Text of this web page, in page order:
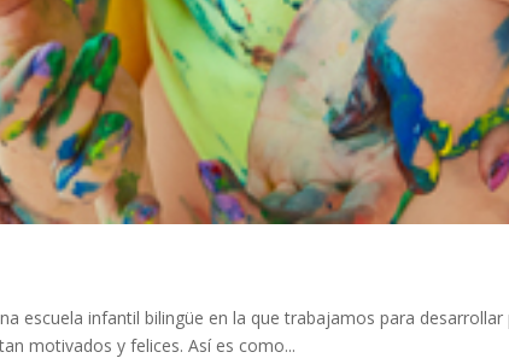
escuela infantil bilingüe en la que trabajamos para
motivados y felices. Así es como...